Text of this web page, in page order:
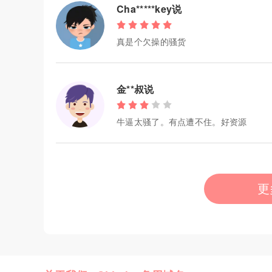
Cha*****key说
真是个欠操的骚货
金**叔说
牛逼太骚了。有点遭不住。好资源